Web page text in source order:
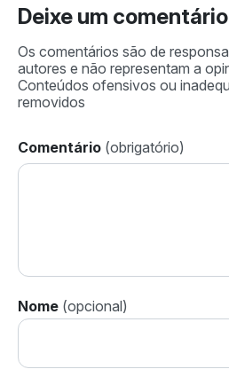
Deixe um comentário
Comentário
Nome